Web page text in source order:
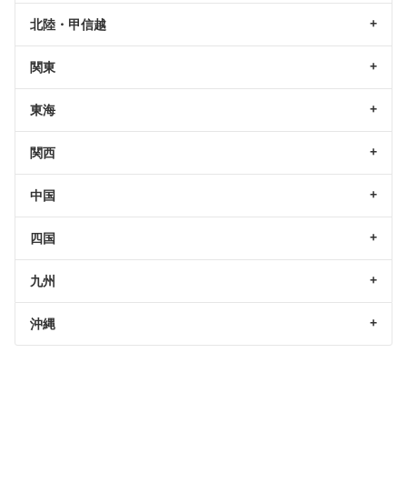
北陸・甲信越
関東
東海
関西
中国
四国
九州
沖縄